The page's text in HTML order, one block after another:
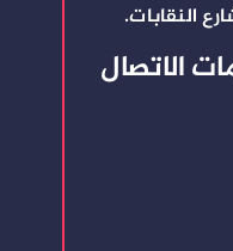
النقابات.
الاتصال